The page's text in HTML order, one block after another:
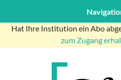
Hat Ihre Institution ein Abo
zum Zugang